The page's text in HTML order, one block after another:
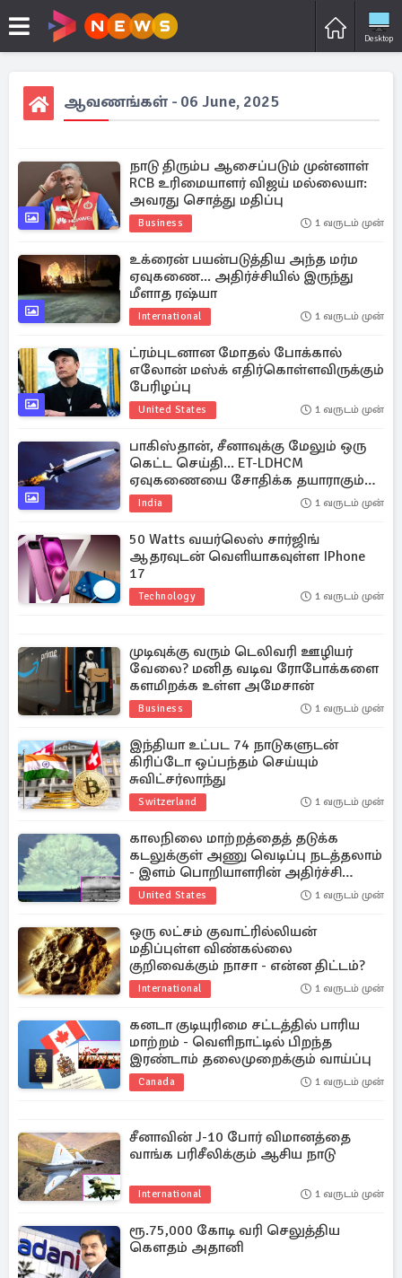
Desktop
ஆவணங்கள் - 06 June, 2025
நாடு திரும்ப ஆசைப்படும் முன்னாள்
RCB உரிமையாளர் விஜய் மல்லையா:
அவரது சொத்து மதிப்பு
Business 1 வருடம் முன்
உக்ரைன் பயன்படுத்திய அந்த மர்ம
ஏவுகணை... அதிர்ச்சியில் இருந்து
மீளாத ரஷ்யா
International 1 வருடம் முன்
ட்ரம்புடனான மோதல் போக்கால்
எலோன் மஸ்க் எதிர்கொள்ளவிருக்கும்
பேரிழப்பு
United States 1 வருடம் முன்
பாகிஸ்தான், சீனாவுக்கு மேலும் ஒரு
கெட்ட செய்தி... ET-LDHCM
ஏவுகணையை சோதிக்க தயாராகும்
இந்தியா
India 1 வருடம் முன்
50 Watts வயர்லெஸ் சார்ஜிங்
ஆதரவுடன் வெளியாகவுள்ள IPhone
17
Technology 1 வருடம் முன்
முடிவுக்கு வரும் டெலிவரி ஊழியர்
வேலை? மனித வடிவ ரோபோக்களை
களமிறக்க உள்ள அமேசான்
Business 1 வருடம் முன்
இந்தியா உட்பட 74 நாடுகளுடன்
கிரிப்டோ ஒப்பந்தம் செய்யும்
சுவிட்சர்லாந்து
Switzerland 1 வருடம் முன்
காலநிலை மாற்றத்தைத் தடுக்க
கடலுக்குள் அணு வெடிப்பு நடத்தலாம்
- இளம் பொறியாளரின் அதிர்ச்சி
யோசனை
United States 1 வருடம் முன்
ஒரு லட்சம் குவாட்ரில்லியன்
மதிப்புள்ள விண்கல்லை
குறிவைக்கும் நாசா - என்ன திட்டம்?
International 1 வருடம் முன்
கனடா குடியுரிமை சட்டத்தில் பாரிய
மாற்றம் - வெளிநாட்டில் பிறந்த
இரண்டாம் தலைமுறைக்கும் வாய்ப்பு
Canada 1 வருடம் முன்
சீனாவின் J-10 போர் விமானத்தை
வாங்க பரிசீலிக்கும் ஆசிய நாடு
International 1 வருடம் முன்
ரூ.75,000 கோடி வரி செலுத்திய
கௌதம் அதானி